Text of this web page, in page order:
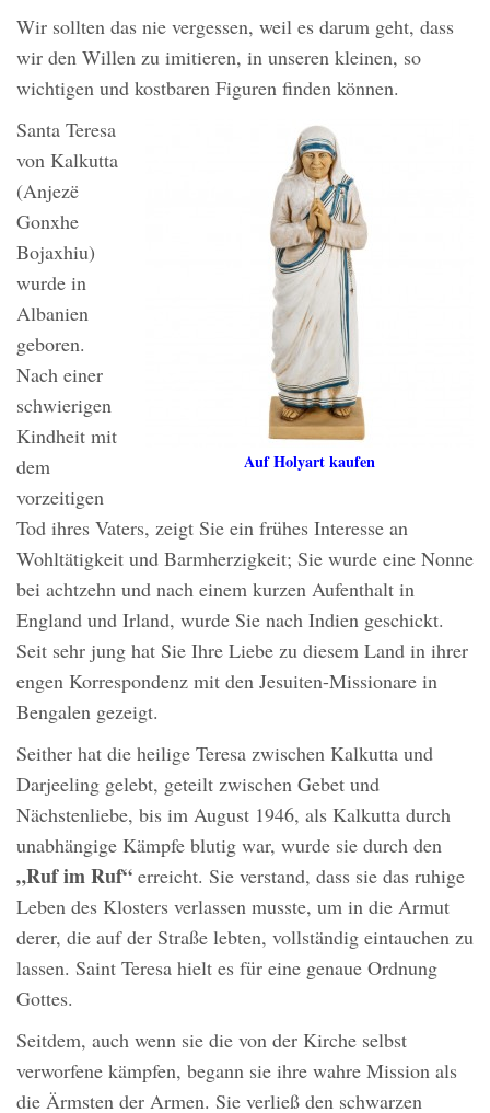
Wir sollten das nie vergessen, weil es darum geht, dass
wir den Willen zu imitieren, in unseren kleinen, so
wichtigen und kostbaren Figuren finden können.
Auf Holyart kaufen
Santa Teresa
von Kalkutta
(Anjezë
Gonxhe
Bojaxhiu)
wurde in
Albanien
geboren.
Nach einer
schwierigen
Kindheit mit
dem
vorzeitigen
Tod ihres Vaters, zeigt Sie ein frühes Interesse an
Wohltätigkeit und Barmherzigkeit; Sie wurde eine Nonne
bei achtzehn und nach einem kurzen Aufenthalt in
England und Irland, wurde Sie nach Indien geschickt.
Seit sehr jung hat Sie Ihre Liebe zu diesem Land in ihrer
engen Korrespondenz mit den Jesuiten-Missionare in
Bengalen gezeigt.
Seither hat die heilige Teresa zwischen Kalkutta und
Darjeeling gelebt, geteilt zwischen Gebet und
Nächstenliebe, bis im August 1946, als Kalkutta durch
unabhängige Kämpfe blutig war, wurde sie durch den
„Ruf im Ruf“ erreicht. Sie verstand, dass sie das ruhige
Leben des Klosters verlassen musste, um in die Armut
derer, die auf der Straße lebten, vollständig eintauchen zu
lassen. Saint Teresa hielt es für eine genaue Ordnung
Gottes.
Seitdem, auch wenn sie die von der Kirche selbst
verworfene kämpfen, begann sie ihre wahre Mission als
die Ärmsten der Armen. Sie verließ den schwarzen